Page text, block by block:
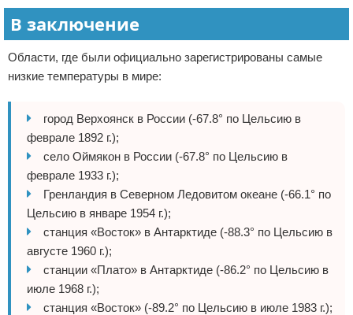
В заключение
Области, где были официально зарегистрированы самые
низкие температуры в мире:
город Верхоянск в России (-67.8° по Цельсию в
феврале 1892 г.);
село Оймякон в России (-67.8° по Цельсию в
феврале 1933 г.);
Гренландия в Северном Ледовитом океане (-66.1° по
Цельсию в январе 1954 г.);
станция «Восток» в Антарктиде (-88.3° по Цельсию в
августе 1960 г.);
станции «Плато» в Антарктиде (-86.2° по Цельсию в
июле 1968 г.);
станция «Восток» (-89.2° по Цельсию в июле 1983 г.);